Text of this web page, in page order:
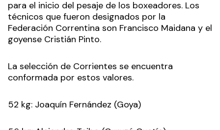
para el inicio del pesaje de los boxeadores. Los
técnicos que fueron designados por la
Federación Correntina son Francisco Maidana y el
goyense Cristián Pinto.
La selección de Corrientes se encuentra
conformada por estos valores.
52 kg: Joaquín Fernández (Goya)